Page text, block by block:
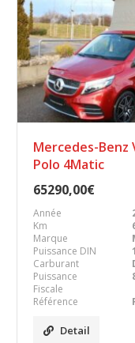
Mercedes-Benz
Polo 4Matic
65290,00€
Année
Km
Marque
Puissance DIN
Carburant
Puissance
Fiscale
Référence
Detail